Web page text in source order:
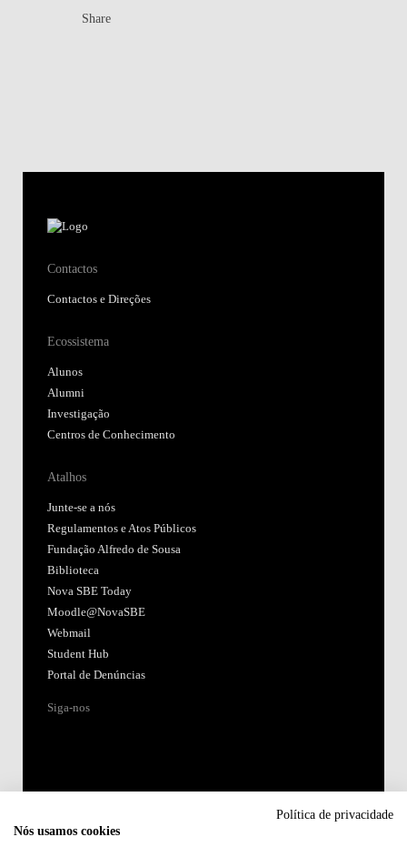
Share
Contactos
Contactos e Direções
Ecossistema
Alunos
Alumni
Investigação
Centros de Conhecimento
Atalhos
Junte-se a nós
Regulamentos e Atos Públicos
Fundação Alfredo de Sousa
Biblioteca
Nova SBE Today
Moodle@NovaSBE
Webmail
Student Hub
Portal de Denúncias
Siga-nos
Política de privacidade
Nós usamos cookies